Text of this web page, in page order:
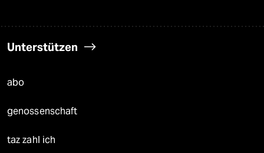
Unterstützen
abo
genossenschaft
taz zahl ich